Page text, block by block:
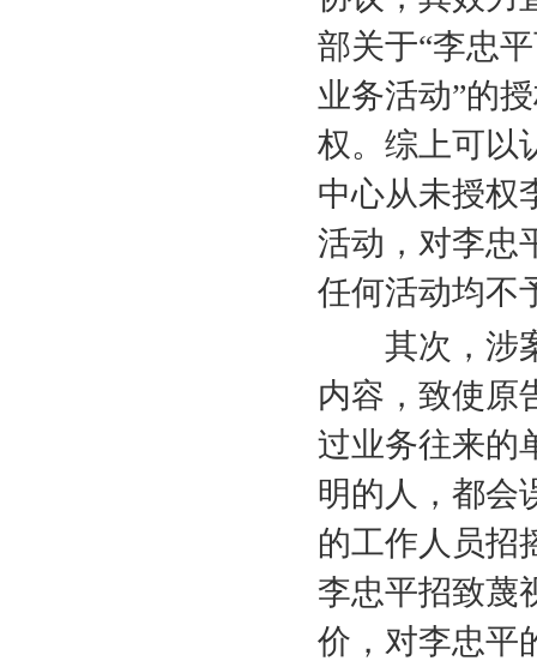
部关于“李忠
业务活动”的
权。综上可以
中心从未授权
活动，对李忠
任何活动均不
其次，涉案
内容，致使原
过业务往来的
明的人，都会
的工作人员招
李忠平招致蔑
价，对李忠平